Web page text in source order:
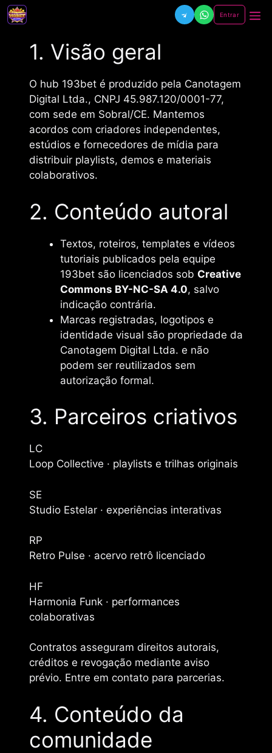
Pular
para
conteúdo
Entrar
1. Visão geral
O hub 193bet é produzido pela Canotagem
Digital Ltda., CNPJ 45.987.120/0001-77,
com sede em Sobral/CE. Mantemos
acordos com criadores independentes,
estúdios e fornecedores de mídia para
distribuir playlists, demos e materiais
colaborativos.
2. Conteúdo autoral
Textos, roteiros, templates e vídeos
tutoriais publicados pela equipe
193bet são licenciados sob Creative
Commons BY-NC-SA 4.0, salvo
indicação contrária.
Marcas registradas, logotipos e
identidade visual são propriedade da
Canotagem Digital Ltda. e não
podem ser reutilizados sem
autorização formal.
3. Parceiros criativos
LC
Loop Collective · playlists e trilhas originais
SE
Studio Estelar · experiências interativas
RP
Retro Pulse · acervo retrô licenciado
HF
Harmonia Funk · performances
colaborativas
Contratos asseguram direitos autorais,
créditos e revogação mediante aviso
prévio. Entre em contato para parcerias.
4. Conteúdo da
comunidade